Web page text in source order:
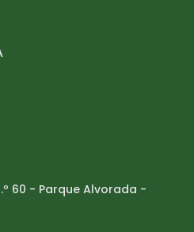
60 - Parque Alvorada -